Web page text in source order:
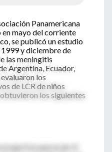
Panamericana
mayo del corriente
se publicó un estudio
y diciembre de
las meningitis
Argentina, Ecuador,
los
de LCR de niños
los siguientes
baja frecuencia de